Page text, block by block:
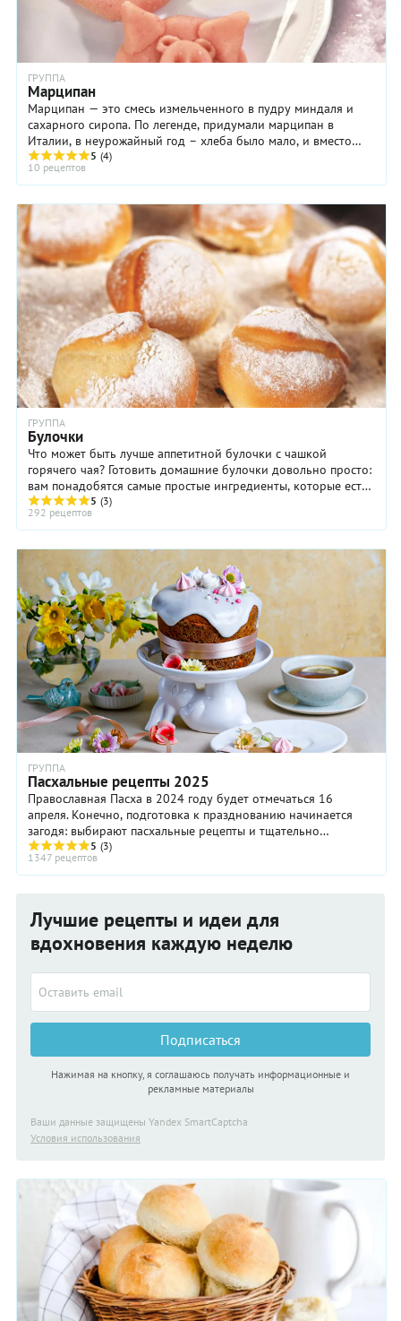
ГРУППА
Марципан
Марципан — это смесь измельченного в пудру миндаля и
сахарного сиропа. По легенде, придумали марципан в
Италии, в неурожайный год – хлеба было мало, и вместо
пшеничной муки использовали миндальную. В ...
5 (4)
10 рецептов
ГРУППА
Булочки
Что может быть лучше аппетитной булочки с чашкой
горячего чая? Готовить домашние булочки довольно просто:
вам понадобятся самые простые ингредиенты, которые есть
под рукой у любой хозяйки – мука, яйца ...
5 (3)
292 рецептов
ГРУППА
Пасхальные рецепты 2025
Православная Пасха в 2024 году будет отмечаться 16
апреля. Конечно, подготовка к празднованию начинается
загодя: выбирают пасхальные рецепты и тщательно
продумывают меню пасхального обеда или ужина, ...
5 (3)
1347 рецептов
Лучшие рецепты и идеи для
вдохновения каждую неделю
Подписаться
Нажимая на кнопку, я соглашаюсь получать информационные и
рекламные материалы
Ваши данные защищены Yandex SmartCaptcha
Условия использования